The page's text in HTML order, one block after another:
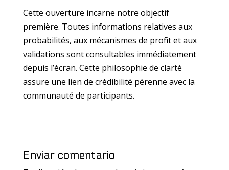
Cette ouverture incarne notre objectif
première. Toutes informations relatives aux
probabilités, aux mécanismes de profit et aux
validations sont consultables immédiatement
depuis l’écran. Cette philosophie de clarté
assure une lien de crédibilité pérenne avec la
communauté de participants.
Enviar comentario